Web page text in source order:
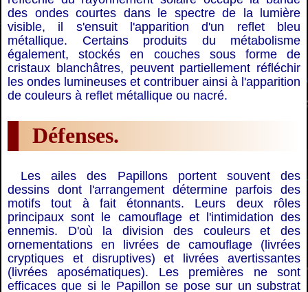
des ondes courtes dans le spectre de la lumière
visible, il s'ensuit l'apparition d'un reflet bleu
métallique. Certains produits du métabolisme
également, stockés en couches sous forme de
cristaux blanchâtres, peuvent partiellement réfléchir
les ondes lumineuses et contribuer ainsi à l'apparition
de couleurs à reflet métallique ou nacré.
Défenses.
Les ailes des Papillons portent souvent des
dessins dont l'arrangement détermine parfois des
motifs tout à fait étonnants. Leurs deux rôles
principaux sont le camouflage et l'intimidation des
ennemis. D'où la division des couleurs et des
ornementations en livrées de camouflage (livrées
cryptiques et disruptives) et livrées avertissantes
(livrées aposématiques). Les premières ne sont
efficaces que si le Papillon se pose sur un substrat